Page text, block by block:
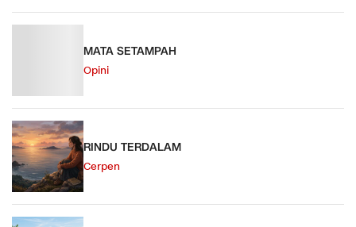
MATA SETAMPAH
Opini
RINDU TERDALAM
Cerpen